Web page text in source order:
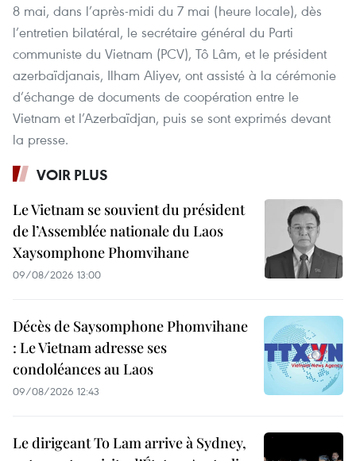
8 mai, dans l’après-midi du 7 mai (heure locale), dès
l’entretien bilatéral, le secrétaire général du Parti
communiste du Vietnam (PCV), Tô Lâm, et le président
azerbaïdjanais, Ilham Aliyev, ont assisté à la cérémonie
d’échange de documents de coopération entre le
Vietnam et l’Azerbaïdjan, puis se sont exprimés devant
la presse.
VOIR PLUS
Le Vietnam se souvient du président
de l’Assemblée nationale du Laos
Xaysomphone Phomvihane
09/08/2026 13:00
Décès de Saysomphone Phomvihane
: Le Vietnam adresse ses
condoléances au Laos
09/08/2026 12:43
Le dirigeant To Lam arrive à Sydney,